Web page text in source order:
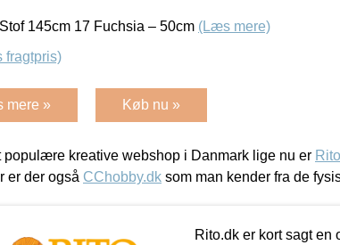
145cm 17 Fuchsia – 50cm (Læs mere)
fragtpris)
mere » Køb nu »
populære kreative webshop i Danmark lige nu er
er der også CChobby.dk som man kender fra de
Rito.dk er kort sagt